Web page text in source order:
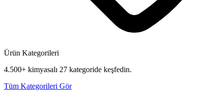
Ürün Kategorileri
4.500+ kimyasalı 27 kategoride keşfedin.
Tüm Kategorileri Gör